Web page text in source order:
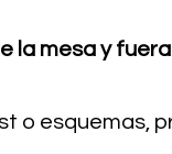
la mesa y
o esquemas,